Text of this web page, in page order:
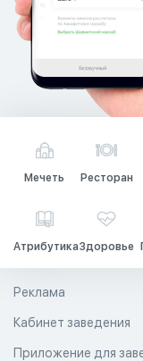
Мечеть Ресторан
АтрибутикаЗдоровье
Реклама
Кабинет заведения
Приложение для